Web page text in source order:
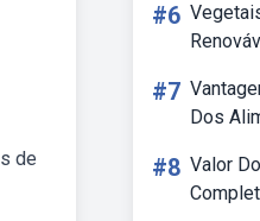
de
#6
#7
Dos
#8 Valor